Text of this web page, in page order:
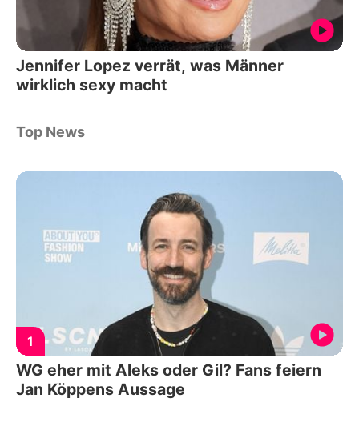
Jennifer Lopez verrät, was Männer
wirklich sexy macht
Top News
1
WG eher mit Aleks oder Gil? Fans feiern
Jan Köppens Aussage